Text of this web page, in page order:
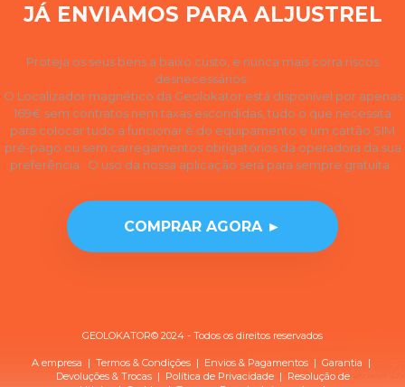
JÁ ENVIAMOS PARA ALJUSTREL
Proteja os seus bens a baixo custo, e nunca mais corra riscos
desnecessários.
O Localizador magnético da Geolokator está disponível por apenas
169€ sem contratos nem taxas escondidas, tudo o que necessita
para colocar tudo a funcionar é do equipamento e um cartão SIM
pré-pago ou sem carregamentos obrigatórios da operadora da sua
preferência. O uso da nossa aplicação será para sempre gratuita.
COMPRAR AGORA ►
GEOLOKATOR© 2024 - Todos os direitos reservados
A empresa | Termos & Condições | Envios & Pagamentos | Garantia |
Devoluções & Trocas| Política de Privacidade| Resolução de